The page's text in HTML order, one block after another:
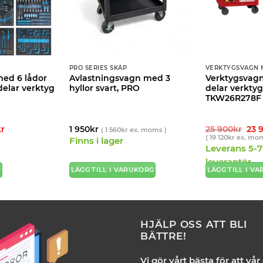
6 lådor
verktyg
Det
PRO SERIES SKÅP
Avlastningsvagn med 3
hyllor svart, PRO
1 950kr ( 1 560krex. moms )
Finns i lager
LÄGG TILL I VARUKORG
VERKTYGSVAGN
delar verktyg
TKW26R278F
25 900kr Det
var:
25
23
( 19 120krex.
Leverans 5-
leverantör
LÄGG TILL I
HJÄLP OSS ATT BLI
BÄTTRE!
Vi gör vårt bästa för att vår